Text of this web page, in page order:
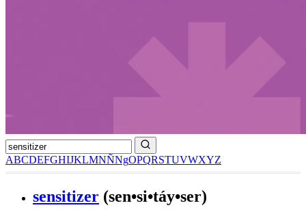
ABCDEFGHIJKLMNÑNgOPQRSTUVWXYZ
sensitizer (sen•si•táy•ser)